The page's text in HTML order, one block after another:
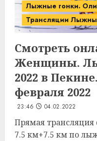
Лыжные гонки.
Трансляции
Смотреть
Женщины.
2022 в
февраля 2022
23:46 04.02.2022
Прямая
7.5 км+7.5 км по